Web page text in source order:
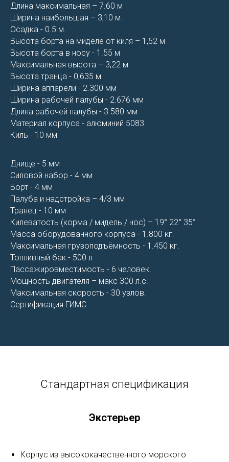
Длина максимальная – 7.60 м
Ширина наибольшая – 3,10 м.
Осадка - 0.5 м.
Высота борта на миделе от киля – 1,52 м
Высота борта в носу - 1.55 м
Максимальная высота – 3,22 м
Высота транца - 0,635 м
Ширина аппарели - 2.300 мм
Ширина рабочей палубы - 2.676 мм
Длина рабочей палубы - 3.580 мм
Материал корпуса - алюминий 5083
Киль - 10 мм
Днище - 5 мм
Силовой набор - 4 мм
Борт - 4 мм
Палуба и надстройка – 4/3 мм
Транец - 10 мм
Килеватость (корма / мидель / нос) – 19° 22° 35°
Масса оборудованного корпуса - 1.800 кг.
Максимальная грузоподъёмность - 1.450 кг.
Топливный бак - 500 л
Пассажировместимость - 6 человек.
Мощность двигателя – макс 300 л.с.
Максимальная скорость - 30 узлов.
Сертификация ГИМС
Стандартная спецификация
Экстерьер
Корпус из высококачественного морского